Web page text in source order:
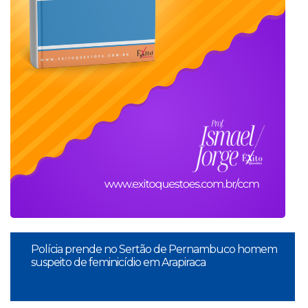
Polícia prende no Sertão de Pernambuco homem
suspeito de feminicídio em Arapiraca